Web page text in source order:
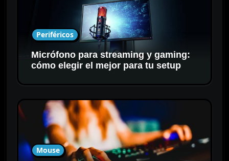
Periféricos
Micrófono para streaming y gaming:
cómo elegir el mejor para tu setup
Mouse